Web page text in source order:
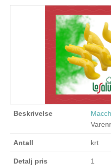
krt
1